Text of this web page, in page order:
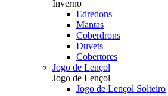
Inverno
Edredons
Mantas
Coberdrons
Duvets
Cobertores
Jogo de Lençol
Jogo de Lençol
Jogo de Lençol Solteiro